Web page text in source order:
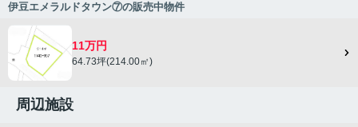
伊豆エメラルドタウン⑦の販売中物件
11万円
64.73坪(214.00㎡)
周辺施設